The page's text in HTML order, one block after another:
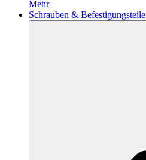
Mehr
Schrauben & Befestigungsteile